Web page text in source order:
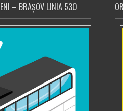
– BRAȘOV LINIA 530